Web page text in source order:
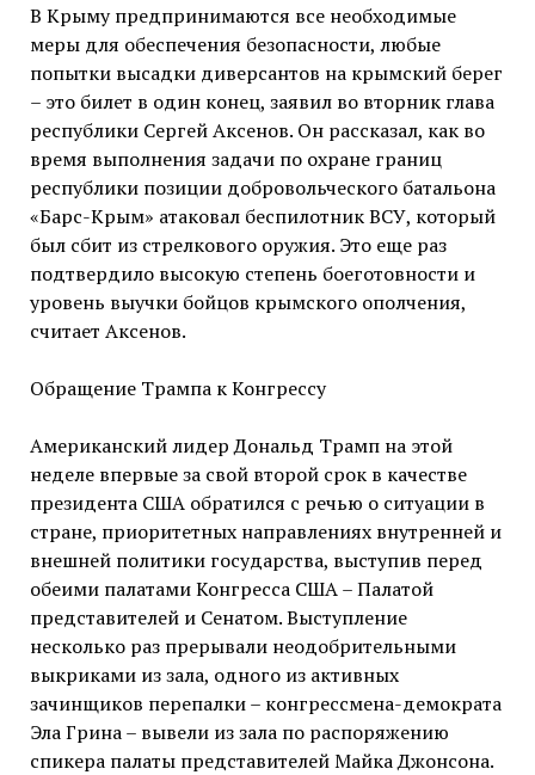
В Крыму предпринимаются все необходимые
меры для обеспечения безопасности, любые
попытки высадки диверсантов на крымский берег
– это билет в один конец, заявил во вторник глава
республики Сергей Аксенов. Он рассказал, как во
время выполнения задачи по охране границ
республики позиции добровольческого батальона
«Барс-Крым» атаковал беспилотник ВСУ, который
был сбит из стрелкового оружия. Это еще раз
подтвердило высокую степень боеготовности и
уровень выучки бойцов крымского ополчения,
считает Аксенов.
Обращение Трампа к Конгрессу
Американский лидер Дональд Трамп на этой
неделе впервые за свой второй срок в качестве
президента США обратился с речью о ситуации в
стране, приоритетных направлениях внутренней и
внешней политики государства, выступив перед
обеими палатами Конгресса США – Палатой
представителей и Сенатом. Выступление
несколько раз прерывали неодобрительными
выкриками из зала, одного из активных
зачинщиков перепалки – конгрессмена-демократа
Эла Грина – вывели из зала по распоряжению
спикера палаты представителей Майка Джонсона.